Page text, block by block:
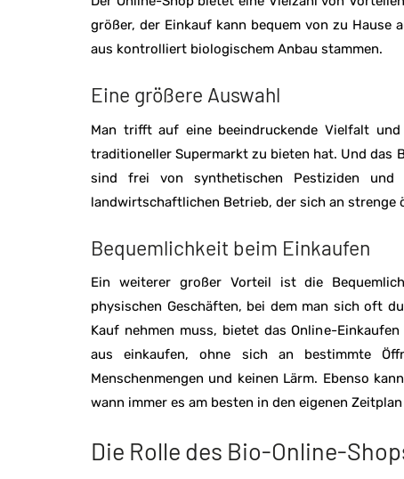
größer, der Einkauf kann bequem von zu
aus kontrolliert biologischem Anbau stammen.
Eine größere Auswahl
Man trifft auf eine beeindruckende Vielfalt
traditioneller Supermarkt zu bieten hat. Und das
sind frei von synthetischen Pestiziden und
landwirtschaftlichen Betrieb, der sich an strenge
Bequemlichkeit beim Einkaufen
Ein weiterer großer Vorteil ist die
physischen Geschäften, bei dem man sich oft
Kauf nehmen muss, bietet das Online-
aus einkaufen, ohne sich an bestimmte
Menschenmengen und keinen Lärm. Ebenso
wann immer es am besten in den eigenen
Die Rolle des Bio-Online-